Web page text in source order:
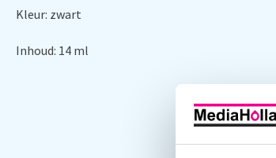
Kleur: zwart
Inhoud: 14 ml